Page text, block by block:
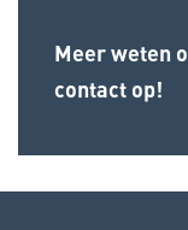
Meer weten
contact op!